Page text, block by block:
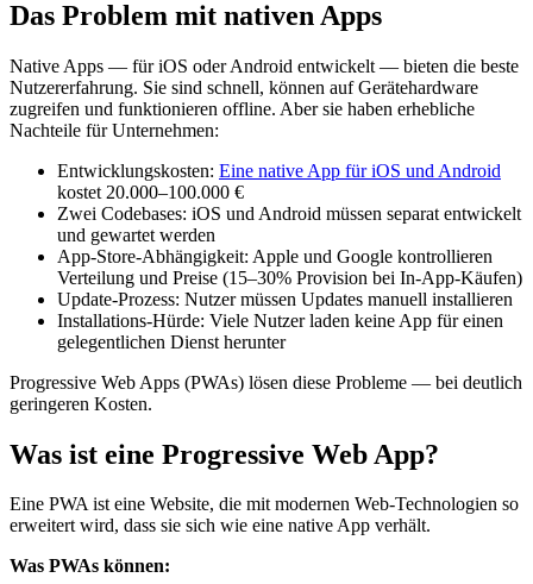
Das Problem mit nativen Apps
Native Apps — für iOS oder Android entwickelt — bieten die beste
Nutzererfahrung. Sie sind schnell, können auf Gerätehardware
zugreifen und funktionieren offline. Aber sie haben erhebliche
Nachteile für Unternehmen:
Entwicklungskosten: Eine native App für iOS und Android
kostet 20.000–100.000 €
Zwei Codebases: iOS und Android müssen separat entwickelt
und gewartet werden
App-Store-Abhängigkeit: Apple und Google kontrollieren
Verteilung und Preise (15–30% Provision bei In-App-Käufen)
Update-Prozess: Nutzer müssen Updates manuell installieren
Installations-Hürde: Viele Nutzer laden keine App für einen
gelegentlichen Dienst herunter
Progressive Web Apps (PWAs) lösen diese Probleme — bei deutlich
geringeren Kosten.
Was ist eine Progressive Web App?
Eine PWA ist eine Website, die mit modernen Web-Technologien so
erweitert wird, dass sie sich wie eine native App verhält.
Was PWAs können: